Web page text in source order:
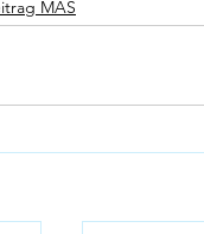
MAS